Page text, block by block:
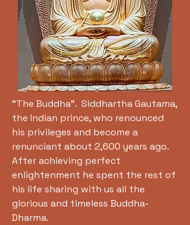
“The Buddha”. Siddhartha Gautama,
the Indian prince, who renounced
his privileges and become a
renunciant about 2,600 years ago.
After achieving perfect
enlightenment he spent the rest of
his life sharing with us all the
glorious and timeless Buddha-
Dharma.